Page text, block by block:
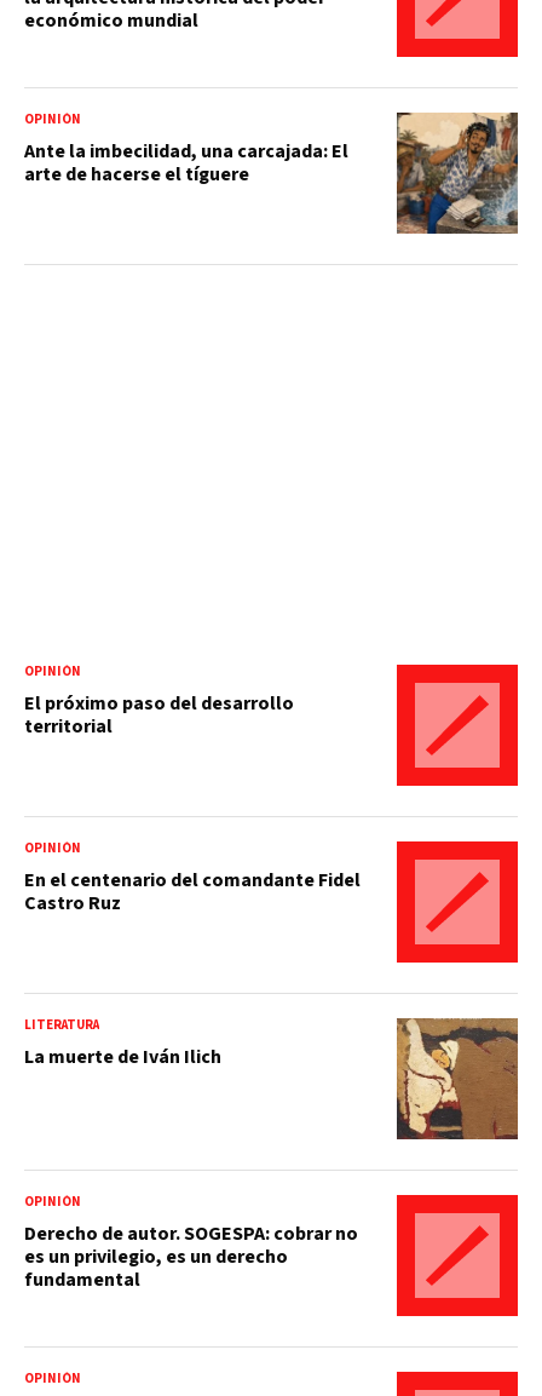
económico mundial
OPINIÓN
Ante la imbecilidad, una carcajada: El
arte de hacerse el tíguere
OPINIÓN
El próximo paso del desarrollo
territorial
OPINIÓN
En el centenario del comandante Fidel
Castro Ruz
LITERATURA
La muerte de Iván Ilich
OPINIÓN
Derecho de autor. SOGESPA: cobrar no
es un privilegio, es un derecho
fundamental
OPINIÓN